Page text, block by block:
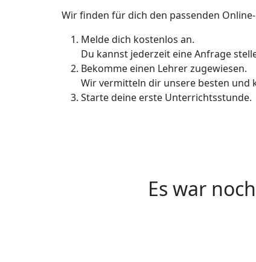
Wir finden für dich den passenden
Melde dich kostenlos an.
Du kannst jederzeit eine Anfrage
Bekomme einen Lehrer zugewiesen.
Wir vermitteln dir unsere besten und
Starte deine erste Unterrichtsstunde.
Es war